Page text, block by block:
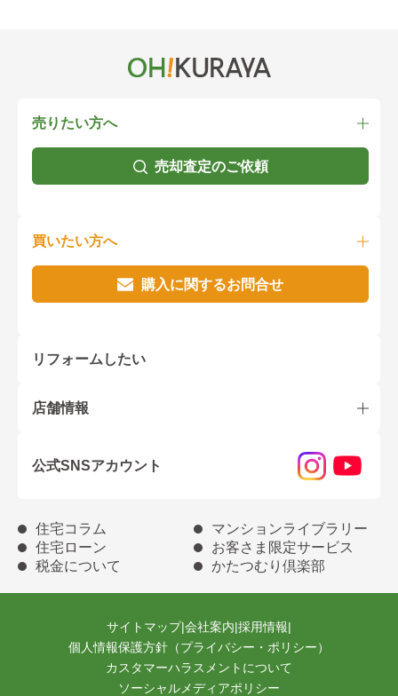
売りたい方へ
売却査定のご依頼
買いたい方へ
購入に関するお問合せ
リフォームしたい
店舗情報
公式SNSアカウント
住宅コラム
マンションライブラリー
住宅ローン
お客さま限定サービス
税金について
かたつむり倶楽部
サイトマップ|会社案内|採用情報|
個人情報保護方針（プライバシー・ポリシー）
カスタマーハラスメントについて
ソーシャルメディアポリシー